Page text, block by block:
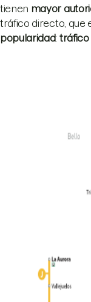
tienen mayor
tráfico directo, que
popularidad: tráfico